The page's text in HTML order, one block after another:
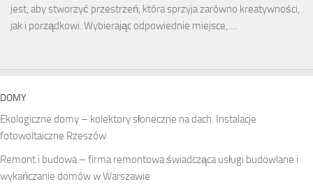
jest, aby stworzyć przestrzeń, która sprzyja zarówno kreatywności,
jak i porządkowi. Wybierając odpowiednie miejsce, …
DOMY
Ekologiczne domy – kolektory słoneczne na dach. Instalacje
fotowoltaiczne Rzeszów
Remont i budowa – firma remontowa świadcząca usługi budowlane i
wykańczanie domów w Warszawie